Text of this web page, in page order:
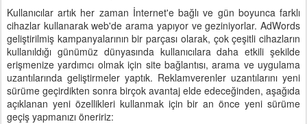
Kullanıcılar artık her zaman İnternet'e bağlı ve gün boyunca farklı
cihazlar kullanarak web'de arama yapıyor ve geziniyorlar. AdWords
geliştirilmiş kampanyalarının bir parçası olarak, çok çeşitli cihazların
kullanıldığı günümüz dünyasında kullanıcılara daha etkili şekilde
erişmenize yardımcı olmak için site bağlantısı, arama ve uygulama
uzantılarında geliştirmeler yaptık. Reklamverenler uzantılarını yeni
sürüme geçirdikten sonra birçok avantaj elde edeceğinden, aşağıda
açıklanan yeni özellikleri kullanmak için bir an önce yeni sürüme
geçiş yapmanızı öneririz: